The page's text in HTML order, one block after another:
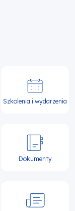
Szkolenia i wydarzenia
Dokumenty